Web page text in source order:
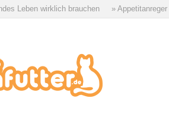
» Appetitanreger für Katzen: